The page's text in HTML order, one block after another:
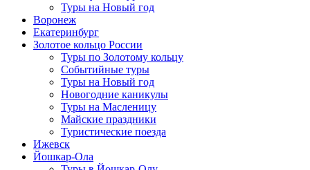
Туры на Новый год
Воронеж
Екатеринбург
Золотое кольцо России
Туры по Золотому кольцу
Событийные туры
Туры на Новый год
Новогодние каникулы
Туры на Масленицу
Майские праздники
Туристические поезда
Ижевск
Йошкар-Ола